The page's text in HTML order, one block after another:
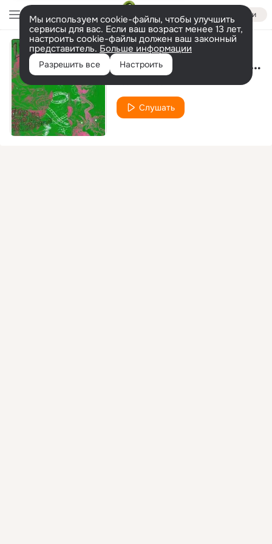
Войти
Мы используем cookie-файлы, чтобы улучшить
сервисы для вас. Если ваш возраст менее 13 лет,
настроить cookie-файлы должен ваш законный
представитель. Больше информации
Разрешить все Настроить Tomorrow May Not Come
Слушать